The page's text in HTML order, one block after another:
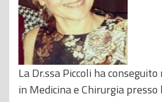
La Dr.ssa Piccoli ha
in Medicina e Chirurgia